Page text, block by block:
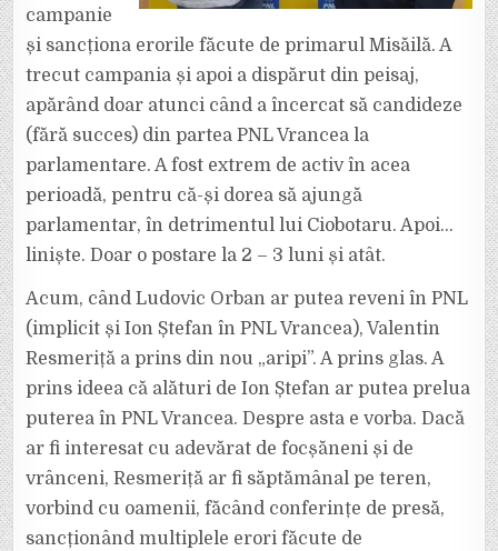
campanie
și sancționa erorile făcute de primarul Misăilă. A
trecut campania și apoi a dispărut din peisaj,
apărând doar atunci când a încercat să candideze
(fără succes) din partea PNL Vrancea la
parlamentare. A fost extrem de activ în acea
perioadă, pentru că-și dorea să ajungă
parlamentar, în detrimentul lui Ciobotaru. Apoi…
liniște. Doar o postare la 2 – 3 luni și atât.
Acum, când Ludovic Orban ar putea reveni în PNL
(implicit și Ion Ștefan în PNL Vrancea), Valentin
Resmeriță a prins din nou „aripi”. A prins glas. A
prins ideea că alături de Ion Ștefan ar putea prelua
puterea în PNL Vrancea. Despre asta e vorba. Dacă
ar fi interesat cu adevărat de focșăneni și de
vrânceni, Resmeriță ar fi săptămânal pe teren,
vorbind cu oamenii, făcând conferințe de presă,
sancționând multiplele erori făcute de